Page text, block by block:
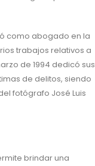
como abogado en la
trabajos relativos a
de 1994 dedicó sus
de delitos, siendo
fotógrafo José Luis
brindar una